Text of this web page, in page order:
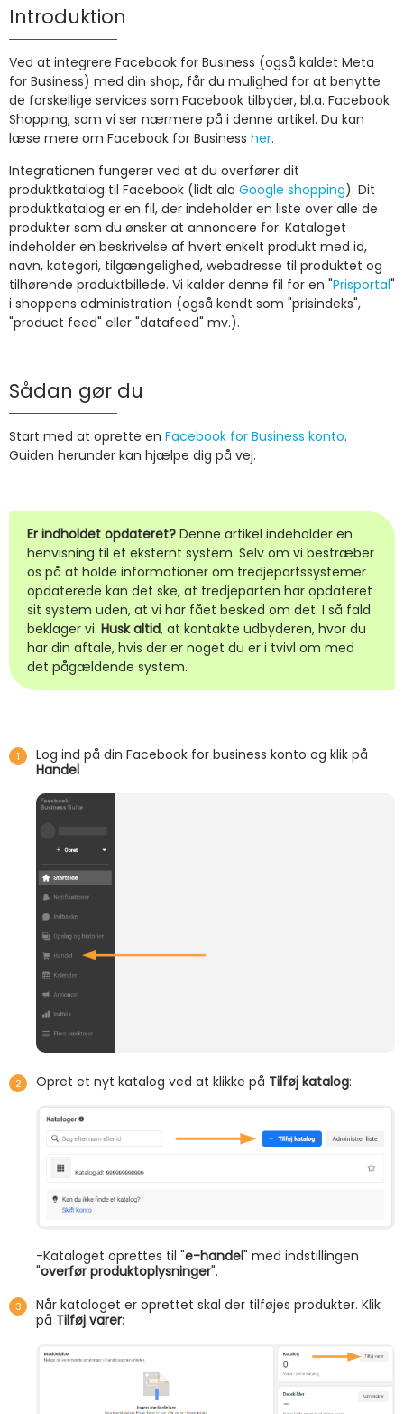
Introduktion
Ved at integrere Facebook for Business (også kaldet Meta
for Business) med din shop, får du mulighed for at benytte
de forskellige services som Facebook tilbyder, bl.a. Facebook
Shopping, som vi ser nærmere på i denne artikel. Du kan
læse mere om Facebook for Business her.
Integrationen fungerer ved at du overfører dit
produktkatalog til Facebook (lidt ala Google shopping). Dit
produktkatalog er en fil, der indeholder en liste over alle de
produkter som du ønsker at annoncere for. Kataloget
indeholder en beskrivelse af hvert enkelt produkt med id,
navn, kategori, tilgængelighed, webadresse til produktet og
tilhørende produktbillede. Vi kalder denne fil for en "Prisportal"
i shoppens administration (også kendt som "prisindeks",
"product feed" eller "datafeed" mv.).
Sådan gør du
Start med at oprette en Facebook for Business konto.
Guiden herunder kan hjælpe dig på vej.
Er indholdet opdateret? Denne artikel indeholder en
henvisning til et eksternt system. Selv om vi bestræber
os på at holde informationer om tredjepartssystemer
opdaterede kan det ske, at tredjeparten har opdateret
sit system uden, at vi har fået besked om det. I så fald
beklager vi. Husk altid, at kontakte udbyderen, hvor du
har din aftale, hvis der er noget du er i tvivl om med
det pågældende system.
Log ind på din Facebook for business konto og klik på
Handel
Opret et nyt katalog ved at klikke på Tilføj katalog:
-Kataloget oprettes til "e-handel" med indstillingen
"overfør produktoplysninger".
Når kataloget er oprettet skal der tilføjes produkter. Klik
på Tilføj varer: